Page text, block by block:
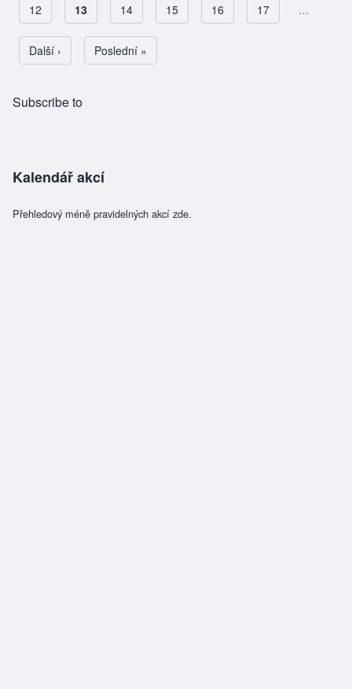
Pagination
Page
12 Aktuální stránka
13 Page
14 Page
15 Page
16 Page
17 …
Následující stránka
Další › Poslední stránka
Poslední »
Subscribe to
Kalendář akcí
Přehledový méně pravidelných akcí zde.